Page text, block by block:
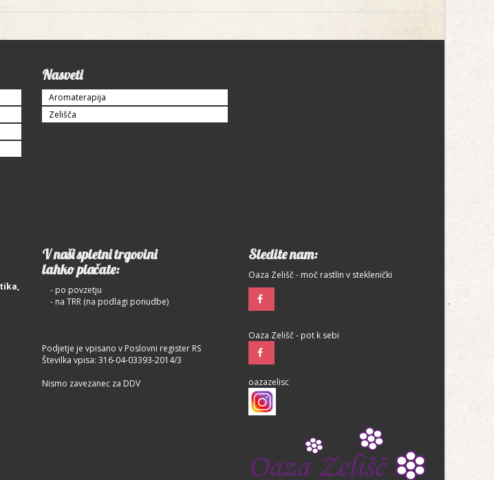
Nasveti
Aromaterapija
Zelišča
V naši spletni trgovini
lahko plačate:
- po povzetju
- na TRR (na podlagi ponudbe)
Podjetje je vpisano v Poslovni register RS
Številka vpisa: 316-04-03393-2014/3
Nismo zavezanec za DDV
Sledite nam:
Oaza Zelišč - moč rastlin v steklenički
Oaza Zelišč - pot k sebi
oazazelisc